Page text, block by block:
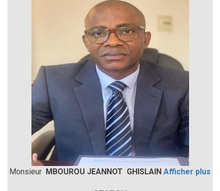
Monsieur MBOUROU JEANNOT GHISLAIN Afficher plus